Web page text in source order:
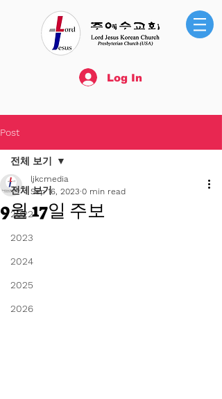
Log In
Post
전체 보기
2022
2023
2024
2025
2026
전체 보기
9월 17일 주보
ljkcmedia
Sep 16, 2023 0 min read